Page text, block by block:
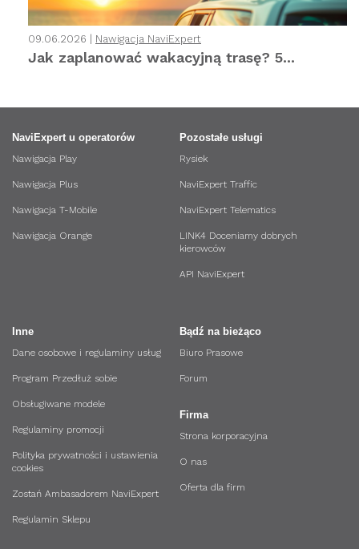
09.06.2026 | Nawigacja NaviExpert
Jak zaplanować wakacyjną trasę? 5...
NaviExpert u operatorów
Nawigacja Play
Nawigacja Plus
Nawigacja T-Mobile
Nawigacja Orange
Pozostałe usługi
Rysiek
NaviExpert Traffic
NaviExpert Telematics
LINK4 Doceniamy dobrych
kierowców
API NaviExpert
Bądź na bieżąco
Biuro Prasowe
Forum
Firma
Strona korporacyjna
O nas
Oferta dla firm
Inne
Dane osobowe i regulaminy usług
Program Przedłuż sobie
Obsługiwane modele
Regulaminy promocji
Polityka prywatności i ustawienia
cookies
Zostań Ambasadorem NaviExpert
Regulamin Sklepu